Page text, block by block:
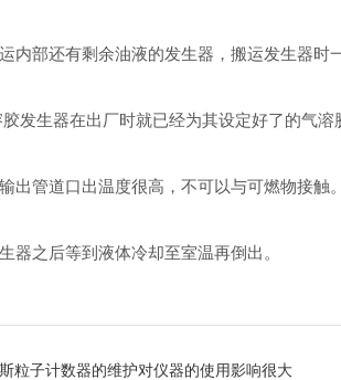
部还有剩余油液的发生器，搬运发生器时
生器在出厂时就已经为其设定好了的气溶
管道口出温度很高，不可以与可燃物接触
之后等到液体冷却至室温再倒出。
粒子计数器的维护对仪器的使用影响很大